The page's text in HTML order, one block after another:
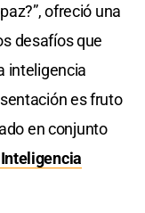
ofreció una
desafíos que
inteligencia
es fruto
en conjunto